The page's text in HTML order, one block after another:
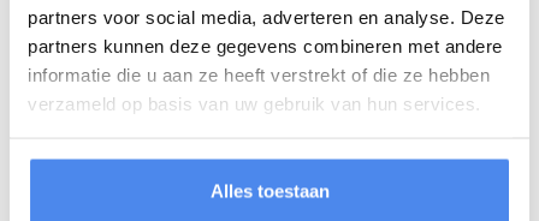
partners voor social media, adverteren en analyse. Deze
partners kunnen deze gegevens combineren met andere
informatie die u aan ze heeft verstrekt of die ze hebben
verzameld op basis van uw gebruik van hun services.
Alles toestaan
Meer informatie